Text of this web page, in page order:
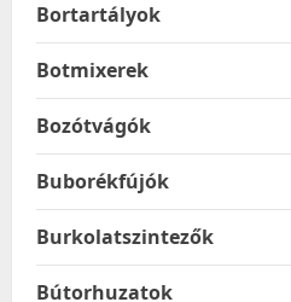
Bortartályok
Botmixerek
Bozótvágók
Buborékfújók
Burkolatszintezők
Bútorhuzatok